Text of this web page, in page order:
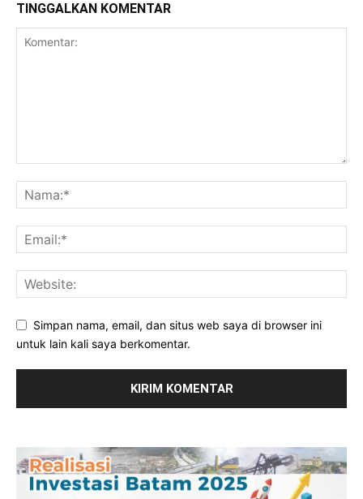
TINGGALKAN KOMENTAR
Simpan nama, email, dan situs web saya di browser ini
untuk lain kali saya berkomentar.